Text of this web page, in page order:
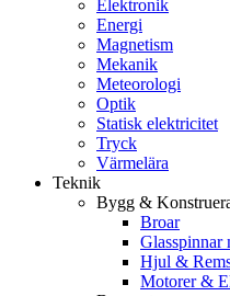
Elektronik
Energi
Magnetism
Mekanik
Meteorologi
Optik
Statisk elektricitet
Tryck
Värmelära
Teknik
Bygg &
Broar
Glasspinnar
Hjul &
Motorer &